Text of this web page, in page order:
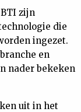
zijn
die
ingezet.
en
nader bekeken
uit in het